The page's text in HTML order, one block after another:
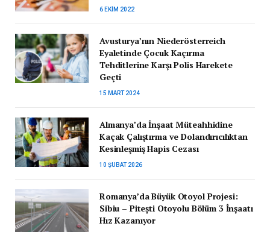
6 EKIM 2022
Avusturya’nın Niederösterreich
Eyaletinde Çocuk Kaçırma
Tehditlerine Karşı Polis Harekete
Geçti
15 MART 2024
Almanya’da İnşaat Müteahhidine
Kaçak Çalıştırma ve Dolandırıcılıktan
Kesinleşmiş Hapis Cezası
10 ŞUBAT 2026
Romanya’da Büyük Otoyol Projesi:
Sibiu – Pitești Otoyolu Bölüm 3 İnşaatı
Hız Kazanıyor